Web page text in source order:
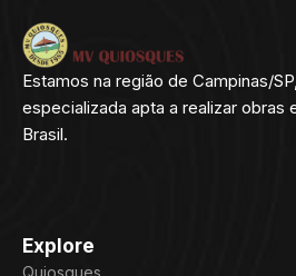
Estamos na região de Campinas/
especializada apta a realizar obras
Brasil.
Explore